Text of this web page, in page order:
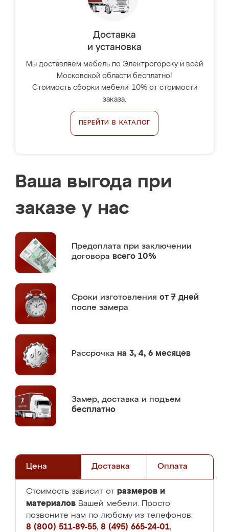
Доставка
и установка
Мы доставляем мебель по Электрогорску и всей
Московской области бесплатно!
Стоимость сборки мебели: 10% от стоимости
заказа.
ПЕРЕЙТИ В КАТАЛОГ
Ваша выгода при
заказе у нас
Предоплата при заключении
договора всего 10%
Сроки изготовления от 7 дней
после замера
Рассрочка на 3, 4, 6 месяцев
Замер, доставка и подъем
бесплатно
Цена Доставка Оплата
Стоимость зависит от размеров и
материалов Вашей мебели. Просто
позвоните нам по любому из телефонов:
8 (800) 511-89-55, 8 (495) 665-24-01,